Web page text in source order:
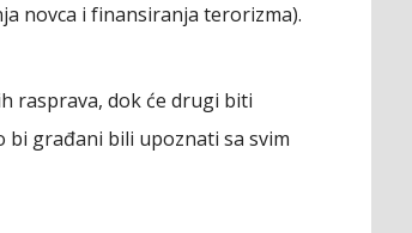
novca i finansiranja terorizma).
rasprava, dok će drugi biti
građani bili upoznati sa svim